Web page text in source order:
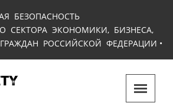
БЕЗОПАСНОСТЬ
СЕКТОРА ЭКОНОМИКИ, БИЗНЕСА,
РОССИЙСКОЙ ФЕДЕРАЦИИ •